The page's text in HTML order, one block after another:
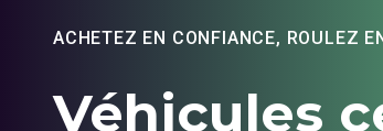
ACHETEZ EN CONFIANCE, ROULEZ
Véhicules